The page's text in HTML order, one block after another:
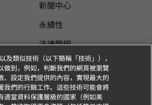
新聞中心
永續性
法律聲明
使用條款
隱私
Cookie 设置
及類似技術（以下簡稱「技術」），
做到，例如，判斷我們的網頁被瀏覽
、設定我們提供的內容，實現最大的
我們的行銷工作。這些技術可能會將
適當資料保護層級的國家（例如美